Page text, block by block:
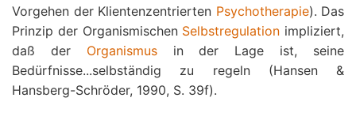
Vorgehen der Klientenzentrierten Psychotherapie). Das
Prinzip der Organismischen Selbstregulation impliziert,
daß der Organismusin der Lage ist, seine
Bedürfnisse...selbständig zu regeln (Hansen &
Hansberg-Schröder, 1990, S. 39f).